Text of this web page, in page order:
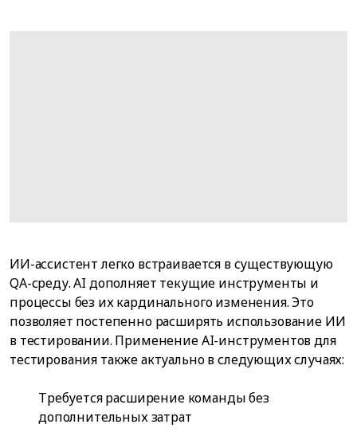
ИИ-ассистент легко встраивается в существующую
QA-среду. AI дополняет текущие инструменты и
процессы без их кардинального изменения. Это
позволяет постепенно расширять использование ИИ
в тестировании. Применение AI-инструментов для
тестирования также актуально в следующих случаях:
Требуется расширение команды без
дополнительных затрат